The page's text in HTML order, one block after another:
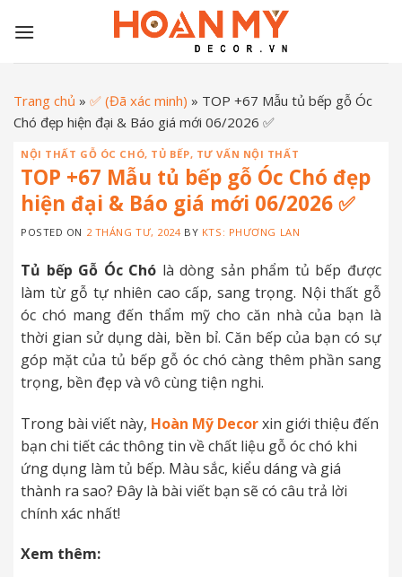
Trang chủ » ✅ (Đã xác minh) » TOP +67 Mẫu tủ bếp gỗ Óc
Chó đẹp hiện đại & Báo giá mới 06/2026 ✅
NỘI THẤT GỖ ÓC CHÓ, TỦ BẾP, TƯ VẤN NỘI THẤT
TOP +67 Mẫu tủ bếp gỗ Óc Chó đẹp
hiện đại & Báo giá mới 06/2026 ✅
POSTED ON 2 THÁNG TƯ, 2024BY KTS: PHƯƠNG LAN
Tủ bếp Gỗ Óc Chó là dòng sản phẩm tủ bếp được
làm từ gỗ tự nhiên cao cấp, sang trọng. Nội thất gỗ
óc chó mang đến thẩm mỹ cho căn nhà của bạn là
thời gian sử dụng dài, bền bỉ. Căn bếp của bạn có sự
góp mặt của tủ bếp gỗ óc chó càng thêm phần sang
trọng, bền đẹp và vô cùng tiện nghi.
Trong bài viết này, Hoàn Mỹ Decorxin giới thiệu đến
bạn chi tiết các thông tin về chất liệu gỗ óc chó khi
ứng dụng làm tủ bếp. Màu sắc, kiểu dáng và giá
thành ra sao? Đây là bài viết bạn sẽ có câu trả lời
chính xác nhất!
Xem thêm: